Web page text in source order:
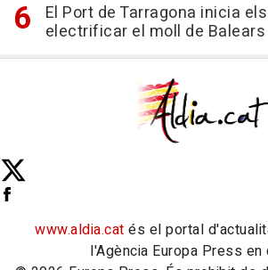
El Port de Tarragona inicia
electrificar el moll de Balears
www.aldia.cat és el portal
l'Agència Europa Press en